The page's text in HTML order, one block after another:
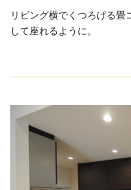
リビング横でくつろげる畳
して座れるように。